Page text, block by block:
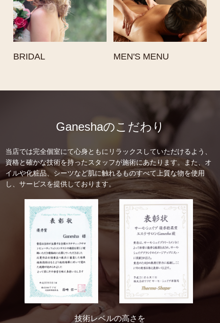
BRIDAL MEN'S MENU
Ganeshaのこだわり
当店では完全個室にて心身ともにリラックスしていただけるよう、
資格と確かな技術を持ったスタッフが施術にあたります。また、オ
イルや化粧品、シーツなど肌に触れるものすべて上質な物を使用
し、サービスを提供しております。
技術レベルの高さを